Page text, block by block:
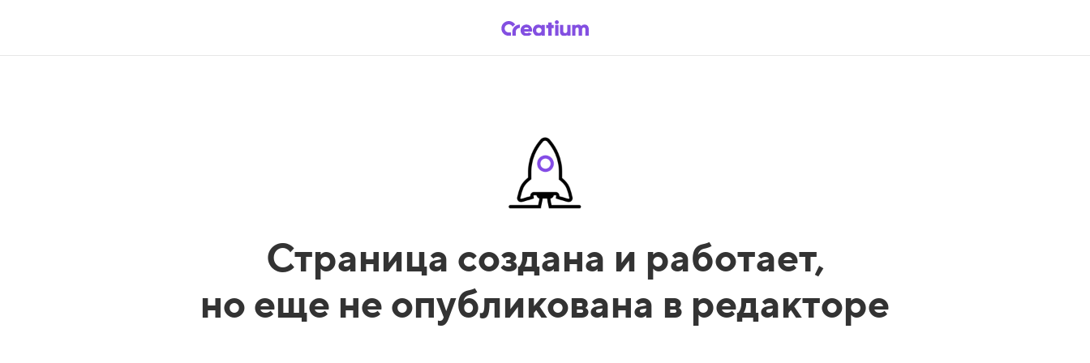
Страница создана и работает,
но еще не опубликована в редакторе